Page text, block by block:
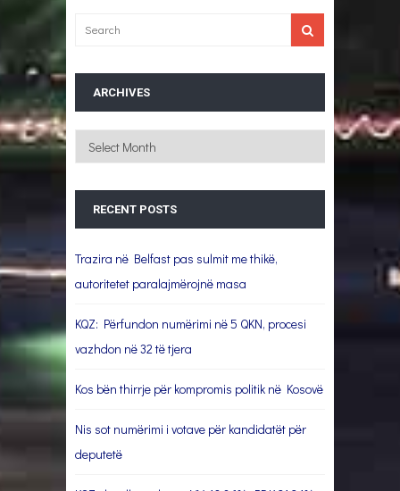
ARCHIVES
Archives
RECENT POSTS
Trazira në Belfast pas sulmit me thikë,
autoritetet paralajmërojnë masa
KQZ: Përfundon numërimi në 5 QKN, procesi
vazhdon në 32 të tjera
Kos bën thirrje për kompromis politik në Kosovë
Nis sot numërimi i votave për kandidatët për
deputetë